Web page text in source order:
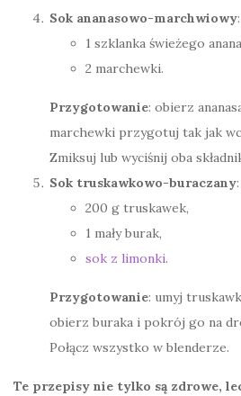
Sok ananasowo-marchwiowy:
1 szklanka świeżego
2 marchewki.
Przygotowanie: obierz
marchewki przygotuj tak jak
Zmiksuj lub wyciśnij oba
Sok truskawkowo-buraczany:
200 g truskawek,
1 mały burak,
sok z limonki.
Przygotowanie: umyj
obierz buraka i pokrój go na
Połącz wszystko w blenderze.
Te przepisy nie tylko są zdrowe,